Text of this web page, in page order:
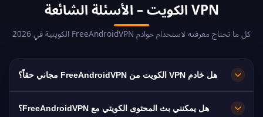
VPN الكويت – الأسئلة الشائعة
كل ما تحتاج معرفته لاستخدام خوادم FreeAndroidVPN الكويتية في 2026
هل خادم VPN الكويت من FreeAndroidVPN مجاني حقاً؟
هل يمكنني بث المحتوى الكويتي مع FreeAndroidVPN؟